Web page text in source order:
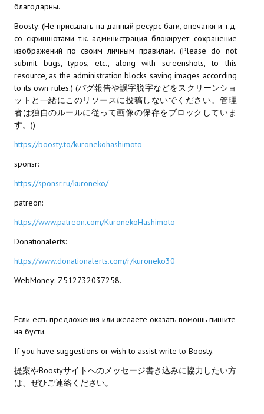
Manga List
USA comics
ЧС
WALKTHROUGH VN
PC 18+
PC 12-17
PC Otome VN
PSP VN
PS3 VN
PS2 VN
Saturn VN
HD REMASTERS (FAN EDITION) (HDリマスター（ファン・エディション）)
благодарны.
Boosty: (Не присылать на данный ресурс баги, опечатки и т.д.
со скриншотами т.к. администрация блокирует сохранение
изображений по своим личным правилам. (Please do not
submit bugs, typos, etc., along with screenshots, to this
resource, as the administration blocks saving images according
to its own rules.) (バグ報告や誤字脱字などをスクリーンショ
ットと一緒にこのリソースに投稿しないでください。管理
者は独自のルールに従って画像の保存をブロックしていま
す。))
https://boosty.to/kuronekohashimoto
sponsr:
https://sponsr.ru/kuroneko/
patreon:
https://www.patreon.com/KuronekoHashimoto
Donationalerts:
https://www.donationalerts.com/r/kuroneko30
WebMoney: Z512732037258.
Если есть предложения или желаете оказать помощь пишите
на бусти.
If you have suggestions or wish to assist write to Boosty.
提案やBoostyサイトへのメッセージ書き込みに協力したい方
は、ぜひご連絡ください。